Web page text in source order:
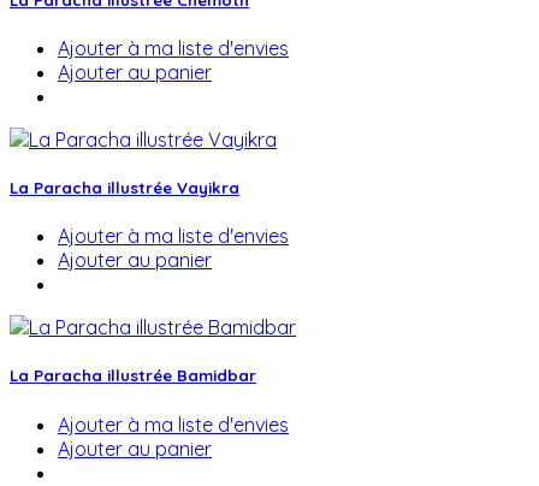
Ajouter à ma liste d'envies
Ajouter au panier
La Paracha illustrée Vayikra
Ajouter à ma liste d'envies
Ajouter au panier
La Paracha illustrée Bamidbar
Ajouter à ma liste d'envies
Ajouter au panier